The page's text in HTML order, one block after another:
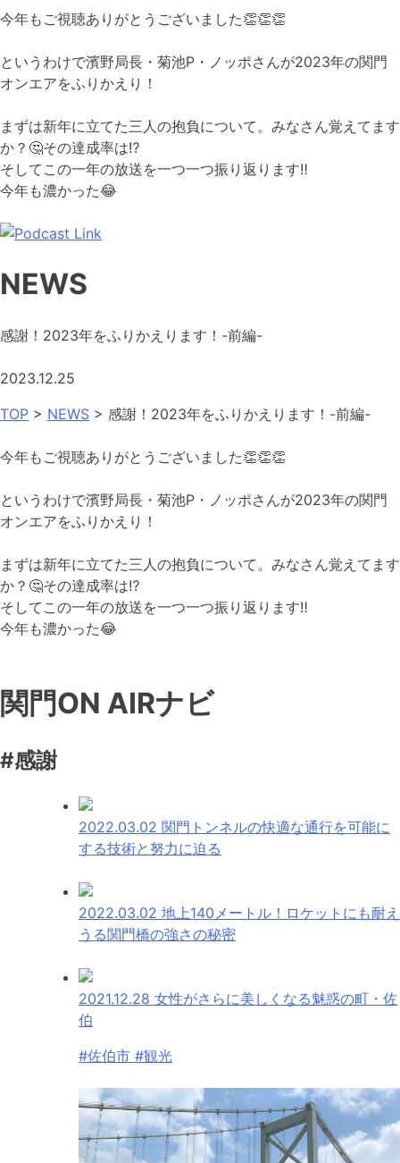
今年もご視聴ありがとうございました👏👏👏
というわけで濱野局長・菊池P・ノッポさんが2023年の関門
オンエアをふりかえり！
まずは新年に立てた三人の抱負について。みなさん覚えてます
か？ 🤔その達成率は⁉
そしてこの一年の放送を一つ一つ振り返ります‼
今年も濃かった😂
NEWS
感謝！2023年をふりかえります！-前編-
2023.12.25
TOP > NEWS > 感謝！2023年をふりかえります！-前編-
今年もご視聴ありがとうございました👏👏👏
というわけで濱野局長・菊池P・ノッポさんが2023年の関門
オンエアをふりかえり！
まずは新年に立てた三人の抱負について。みなさん覚えてます
か？ 🤔その達成率は⁉
そしてこの一年の放送を一つ一つ振り返ります‼
今年も濃かった😂
関門ON AIRナビ
#感謝
2022.03.02 関門トンネルの快適な通行を可能に
する技術と努力に迫る
2022.03.02 地上140メートル！ロケットにも耐え
うる関門橋の強さの秘密
2021.12.28 女性がさらに美しくなる魅惑の町・佐
伯
#佐伯市 #観光